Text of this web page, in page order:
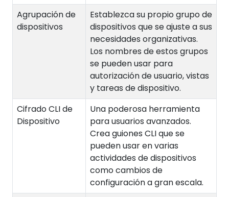
Agrupación de
dispositivos
Establezca su propio grupo de
dispositivos que se ajuste a sus
necesidades organizativas.
Los nombres de estos grupos
se pueden usar para
autorización de usuario, vistas
y tareas de dispositivo.
Cifrado CLI de
Dispositivo
Una poderosa herramienta
para usuarios avanzados.
Crea guiones CLI que se
pueden usar en varias
actividades de dispositivos
como cambios de
configuración a gran escala.